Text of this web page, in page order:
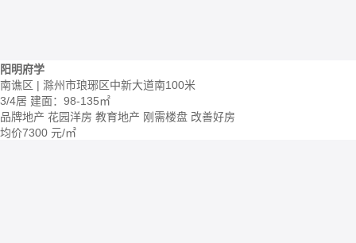
阳明府学
南谯区 | 滁州市琅琊区中新大道南100米
3/4居 建面：98-135㎡
品牌地产 花园洋房 教育地产 刚需楼盘 改善好房
均价7300 元/㎡